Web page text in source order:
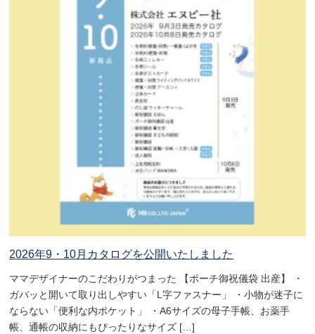
2026年9・10月カタログを公開いたしました
ママデザイナーのこだわりがつまった 【ポーチ御祝儀袋 出産】 ・
ガバッと開いて取り出しやすい「L字ファスナー」 ・小物が迷子に
ならない「便利な内ポケット」 ・A6サイズの母子手帳、お薬手
帳、通帳の収納にもぴったりなサイズ […]